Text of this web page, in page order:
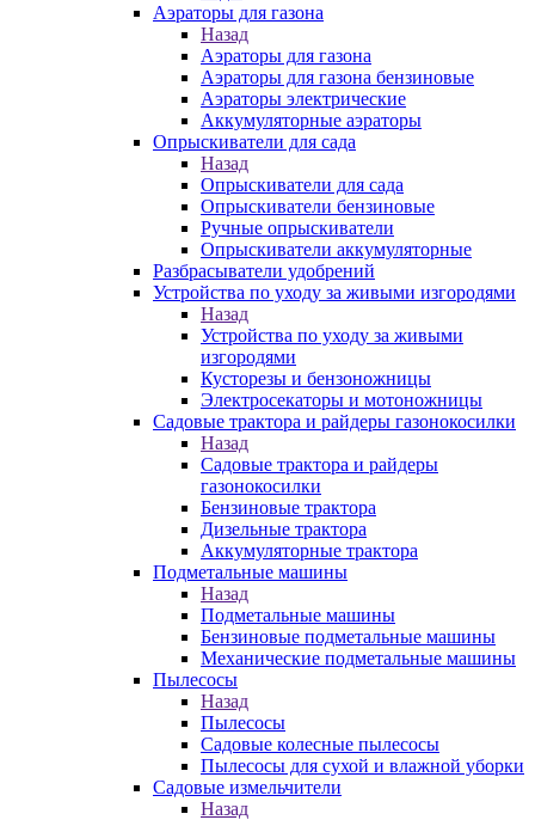
Аэраторы для газона
Назад
Аэраторы для газона
Аэраторы для газона бензиновые
Аэраторы электрические
Аккумуляторные аэраторы
Опрыскиватели для сада
Назад
Опрыскиватели для сада
Опрыскиватели бензиновые
Ручные опрыскиватели
Опрыскиватели аккумуляторные
Разбрасыватели удобрений
Устройства по уходу за живыми изгородями
Назад
Устройства по уходу за живыми
изгородями
Кусторезы и бензоножницы
Электросекаторы и мотоножницы
Садовые трактора и райдеры газонокосилки
Назад
Садовые трактора и райдеры
газонокосилки
Бензиновые трактора
Дизельные трактора
Аккумуляторные трактора
Подметальные машины
Назад
Подметальные машины
Бензиновые подметальные машины
Механические подметальные машины
Пылесосы
Назад
Пылесосы
Садовые колесные пылесосы
Пылесосы для сухой и влажной уборки
Садовые измельчители
Назад